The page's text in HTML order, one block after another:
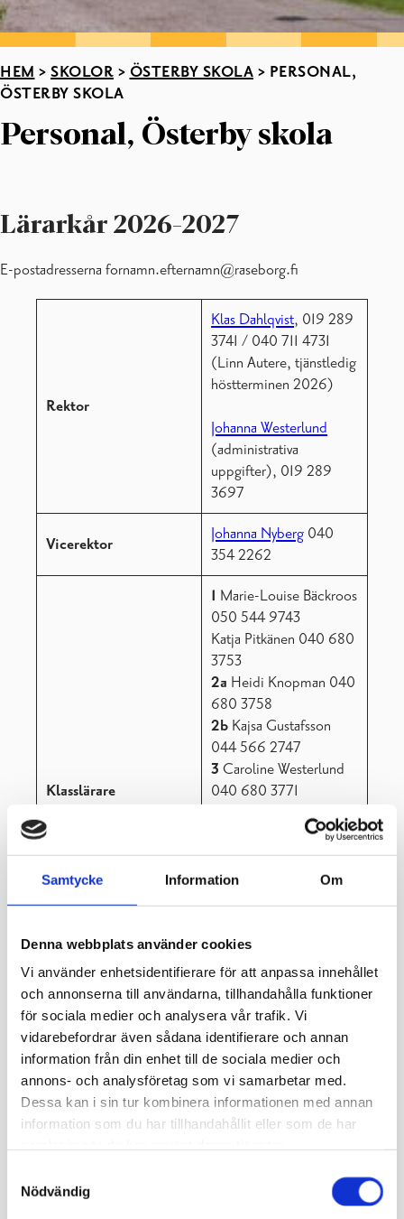
Samtycke Information Om
Denna webbplats använder cookies
Vi använder enhetsidentifierare för att anpassa innehållet
och annonserna till användarna, tillhandahålla funktioner
för sociala medier och analysera vår trafik. Vi
vidarebefordrar även sådana identifierare och annan
information från din enhet till de sociala medier och
annons- och analysföretag som vi samarbetar med.
Dessa kan i sin tur kombinera informationen med annan
information som du har tillhandahållit eller som de har
Nödvändig
HEM > SKOLOR > ÖSTERBY SKOLA > PERSONAL,
ÖSTERBY SKOLA
Personal, Österby skola
Lärarkår 2026-2027
E-postadresserna fornamn.efternamn@raseborg.fi
Rektor
Klas Dahlqvist, 019 289
3741 / 040 711 4731
(Linn Autere, tjänstledig
höstterminen 2026)
Johanna Westerlund
(administrativa
uppgifter), 019 289
3697
Vicerektor
Johanna Nyberg 040
354 2262
Klasslärare
1 Marie-Louise Bäckroos
050 544 9743
Katja Pitkänen 040 680
3753
2a Heidi Knopman 040
680 3758
2b Kajsa Gustafsson
044 566 2747
3 Caroline Westerlund
040 680 3771
Elisabet Lönnqvist
4bEmilia Knopman
040 485 5573
6Åsa Sveholm-Ljung
040 687 0892
Josephine Bilenberg
9746
Klas Dahlqvist